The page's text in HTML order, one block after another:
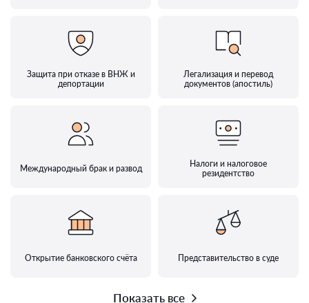
Защита при отказе в ВНЖ и
депортации
Легализация и перевод
документов (апостиль)
Международный брак и развод
Налоги и налоговое
резидентство
Открытие банковского счёта Представительство в суде
Показать все